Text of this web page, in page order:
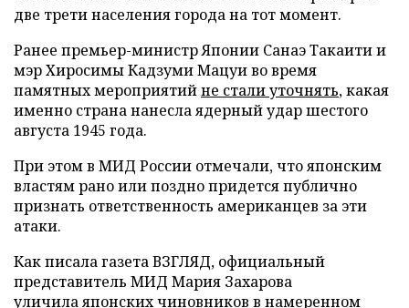
две трети населения города на тот момент.
Ранее премьер-министр Японии Санаэ Такаити и
мэр Хиросимы Кадзуми Мацуи во время
памятных мероприятийне стали уточнять, какая
именно страна нанесла ядерный удар шестого
августа 1945 года.
При этом в МИД России отмечали, что японским
властям рано или поздно придется публично
признать ответственность американцев за эти
атаки.
Как писала газета ВЗГЛЯД, официальный
представитель МИД Мария Захарова
уличилаяпонских чиновников в намеренном